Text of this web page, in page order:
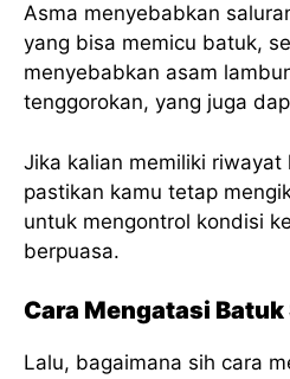
Asma menyebabkan
yang bisa memicu batuk,
menyebabkan asam
tenggorokan, yang juga
Jika kalian memiliki riwayat
pastikan kamu tetap
untuk mengontrol kondisi
berpuasa.
Cara Mengatasi Batuk
Lalu, bagaimana sih cara